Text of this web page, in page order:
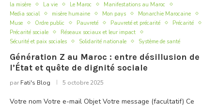
la misère
La vie Le Maroc
Manifestations au Maroc
Media social
misère humaine Mon pays
Monarchie Marocaine
Muse
Ordre public Pauvreté Pauvreté et précarité
Précarité
Précarité sociale
Réseaux sociaux et leur impact
Sécurité et paix sociales
Solidarité nationale Système de santé
Génération Z au Maroc : entre désillusion de
l’État et quête de dignité sociale
par Fati's Blog 5 octobre 2025
Votre nom Votre e-mail Objet Votre message (facultatif) Ce